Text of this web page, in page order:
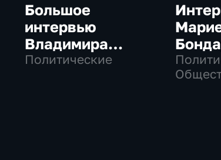
Большое
интервью
Владимира
Путина Сергею
Политические